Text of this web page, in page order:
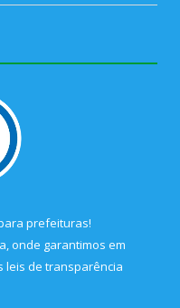
prefeituras!
onde garantimos em
leis de transparência